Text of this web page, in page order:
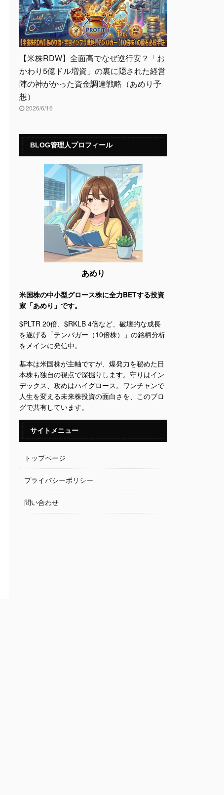
【米株RDW】全面高でなぜ逆行安？「お
かわり5億ドル増資」の裏に隠された経営
陣の神がかった資金調達戦略（あめり予
想）
2026/6/16
BLOG管理人プロフィール
あめり
米国株の中小型グロース株に全力BETする投資
家「あめり」です。
$PLTR 20倍、$RKLB 4倍など、破壊的な成長
を遂げる「テンバガー（10倍株）」の銘柄分析
をメインに発信中。
基本は米国株が主軸ですが、爆発力を秘めた日
本株も独自の視点で深掘りします。守りはイン
デックス、攻めはハイグロース。ワンチャンで
人生を変える未来株投資の面白さを、このブロ
グで共有しています。
サイトメニュー
トップページ
プライバシーポリシー
問い合わせ